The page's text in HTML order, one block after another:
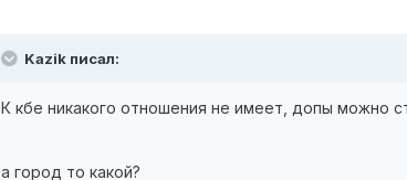
Kazik писал:
К кбе никакого отношения не имеет, допы можно
а город то какой?